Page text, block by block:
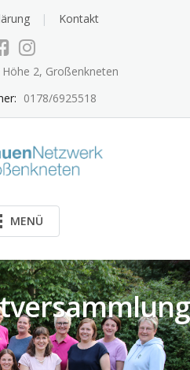
Kontakt
Höhe 2, Großenkneten
0178/6925518
MENÜ